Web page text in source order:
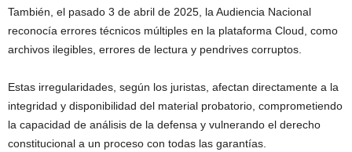
También, el pasado 3 de abril de 2025, la Audiencia Nacional
reconocía errores técnicos múltiples en la plataforma Cloud, como
archivos ilegibles, errores de lectura y pendrives corruptos.
Estas irregularidades, según los juristas, afectan directamente a la
integridad y disponibilidad del material probatorio, comprometiendo
la capacidad de análisis de la defensa y vulnerando el derecho
constitucional a un proceso con todas las garantías.